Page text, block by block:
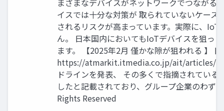
イスでは十分な対策が 取られていないケー
されるリスクが高まっています。実際に、
ん。 日本国内においてもIoTデバイスを狙っ
ます。 【2025年2月 僅かな隙が狙われる 】
https://atmarkit.itmedia.co.jp/ait/articles/
ドラインを発表、 その多くで指摘されてい
したと記載されており、グループ企業のわ
Rights Reserved